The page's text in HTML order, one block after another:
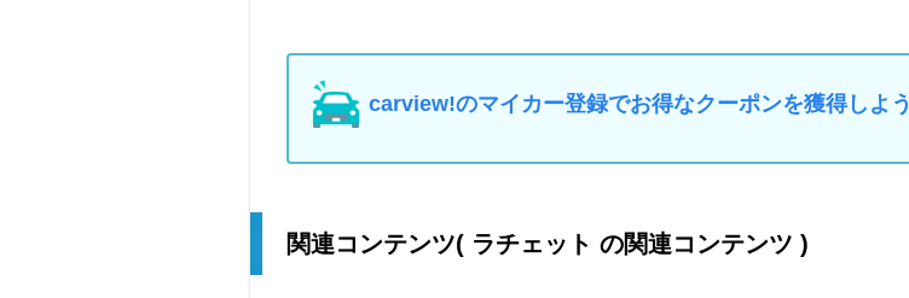
carview!のマイカー登録でお得なクーポンを獲得しよう
関連コンテンツ( ラチェット の関連コンテンツ )